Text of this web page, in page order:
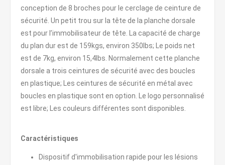
conception de 8 broches pour le cerclage de ceinture de
sécurité. Un petit trou sur la tête de la planche dorsale
est pour l’immobilisateur de tête. La capacité de charge
du plan dur est de 159kgs, environ 350lbs; Le poids net
est de 7kg, environ 15,4lbs. Normalement cette planche
dorsale a trois ceintures de sécurité avec des boucles
en plastique; Les ceintures de sécurité en métal avec
boucles en plastique sont en option. Le logo personnalisé
est libre; Les couleurs différentes sont disponibles.
Caractéristiques
Dispositif d'immobilisation rapide pour les lésions